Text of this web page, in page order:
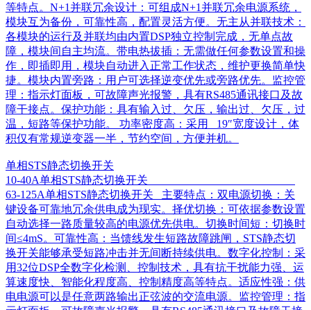
等特点。N+1并联冗余设计：可组成N+1并联冗余电源系统，
模块互为备份，可靠性高，配置灵活方便。无主从并联技术：
各模块的运行及并联均由内置DSP独立控制完成，无单点故
障，模块间自主均流。带电热拔插：无需做任何参数设置和操
作，即插即用，模块自动进入正常工作状态，维护更换简单快
捷。模块内置旁路：用户可选择逆变优先或旁路优先。监控管
理：指示灯面板，可故障声光报警，具有RS485通讯接口及故
障干接点。保护功能：具有输入过、欠压，输出过、欠压，过
温，短路等保护功能。 功率密度高：采用 19″宽度设计，体
积仅有常规逆变器一半，节约空间，方便并机。
单相STS静态切换开关
10-40A单相STS静态切换开关
63-125A单相STS静态切换开关 主要特点：双电源切换：关
键设备可靠地冗余供电成为现实。择优切换：可依据参数设置
自动选择一路质量较高的电源优先供电。切换时间短：切换时
间≤4mS。可靠性高：当馈线发生短路故障跳闸，STS静态切
换开关能够承受短路冲击并无间断持续供电。数字化控制：采
用32位DSP全数字化检测、控制技术，具有抗干扰能力强、运
算速度快、智能化程度高、控制精度高等特点。适应性强：供
电电源可以是任意两路输出正弦波的交流电源。监控管理：指